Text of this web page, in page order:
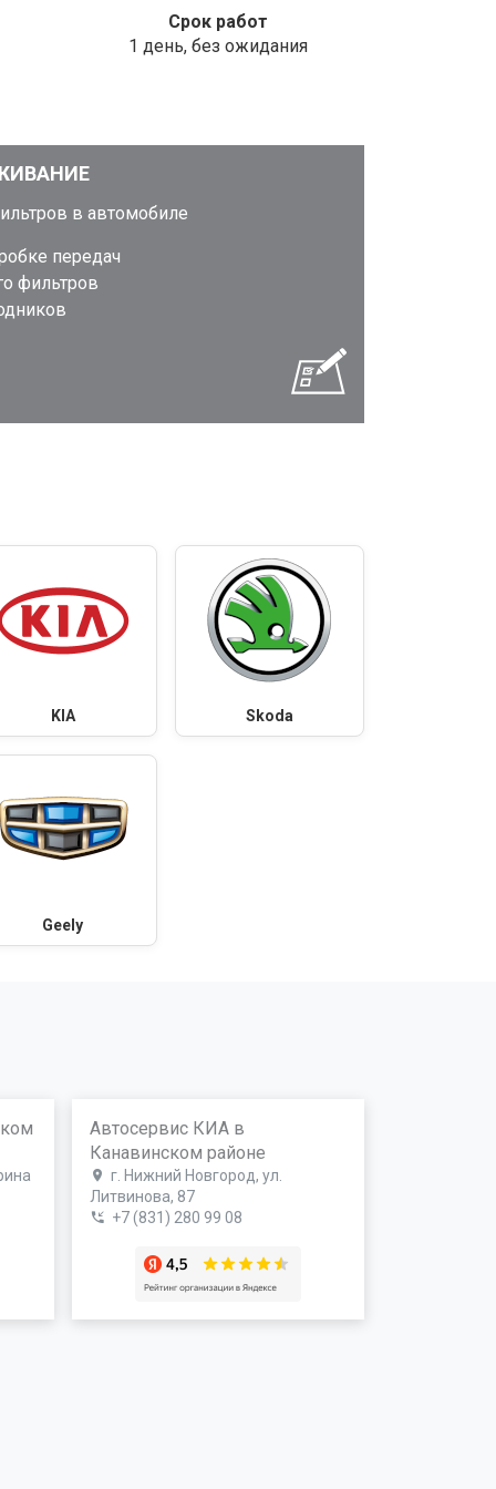
Срок работ
1 день, без ожидания
в автомобиле
передач
фильтров
KIA Skoda
Geely
Автосервис КИА в
Канавинском районе
г. Нижний Новгород, ул.
Литвинова, 87
+7 (831) 280 99 08